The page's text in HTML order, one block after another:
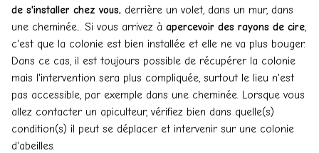
de s'installer chez vous, derrière un volet, dans un mur, dans
une cheminée... Si vous arrivez à apercevoir des rayons de cire,
c'est que la colonie est bien installée et elle ne va plus bouger.
Dans ce cas, il est toujours possible de récupérer la colonie
mais l'intervention sera plus compliquée, surtout le lieu n'est
pas accessible, par exemple dans une cheminée. Lorsque vous
allez contacter un apiculteur, vérifiez bien dans quelle(s)
condition(s) il peut se déplacer et intervenir sur une colonie
d'abeilles.